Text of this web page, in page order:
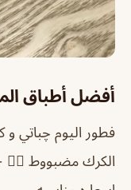
أفضل أطباق
فطور اليوم چباتي
الكرك مضبووط